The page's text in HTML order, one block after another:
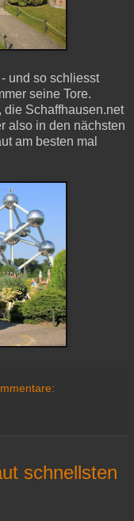
und so schliesst
seine Tore.
Schaffhausen.net
also in den nächsten
am besten mal
schnellsten